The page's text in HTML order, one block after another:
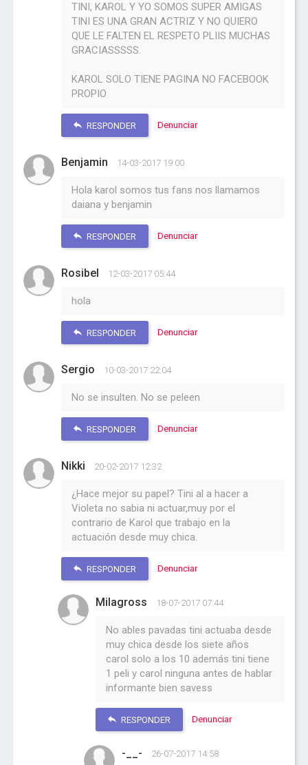
TINI, KAROL Y YO SOMOS SUPER AMIGAS
TINI ES UNA GRAN ACTRIZ Y NO QUIERO
QUE LE FALTEN EL RESPETO PLIIS MUCHAS
GRACIASSSSS.
KAROL SOLO TIENE PAGINA NO FACEBOOK
PROPIO
RESPONDER Denunciar
Benjamin 14-03-2017 19:00
Hola karol somos tus fans nos llamamos
daiana y benjamin
RESPONDER Denunciar
Rosibel 12-03-2017 05:44
hola
RESPONDER Denunciar
Sergio 10-03-2017 22:04
No se insulten. No se peleen
RESPONDER Denunciar
Nikki 20-02-2017 12:32
¿Hace mejor su papel? Tini al a hacer a
Violeta no sabia ni actuar,muy por el
contrario de Karol que trabajo en la
actuación desde muy chica.
RESPONDER Denunciar
Milagross 18-07-2017 07:44
No ables pavadas tini actuaba desde
muy chica desde los siete años
carol solo a los 10 además tini tiene
1 peli y carol ninguna antes de hablar
informante bien savess
RESPONDER Denunciar
-__- 26-07-2017 14:58